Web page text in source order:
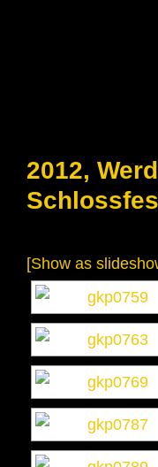
2012,
[Show as